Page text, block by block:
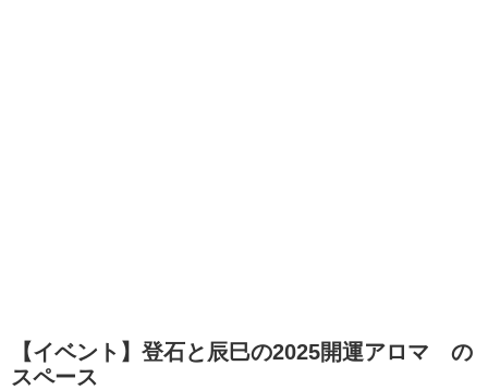
【イベント】登石と辰巳の2025開運アロマ の
スペース